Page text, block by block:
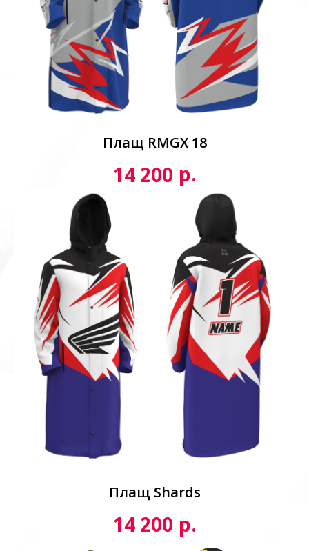
Плащ RMGX 18
14 200 р.
Плащ Shards
14 200 р.